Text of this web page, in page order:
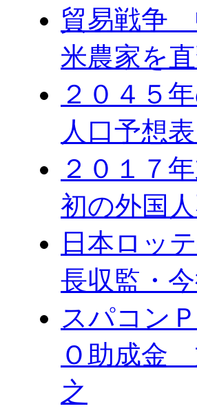
貿易戦争
米農家を
２０４５
人口予想
２０１７
初の外国
日本ロッ
長収監・
スパコン
Ｏ助成金
之